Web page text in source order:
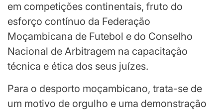
em competições continentais, fruto do
esforço contínuo da Federação
Moçambicana de Futebol e do Conselho
Nacional de Arbitragem na capacitação
técnica e ética dos seus juízes.
Para o desporto moçambicano, trata-se de
um motivo de orgulho e uma demonstração